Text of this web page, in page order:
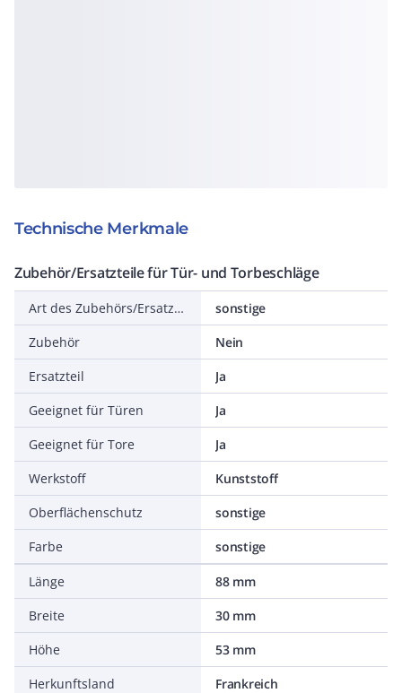
Technische Merkmale
Zubehör/Ersatzteile für Tür- und Torbeschläge
Art des Zubehörs/Ersatzteils
sonstige
Zubehör
Nein
Ersatzteil
Ja
Geeignet für Türen
Ja
Geeignet für Tore
Ja
Werkstoff
Kunststoff
Oberflächenschutz
sonstige
Farbe
sonstige
Länge
88 mm
Breite
30 mm
Höhe
53 mm
Herkunftsland
Frankreich